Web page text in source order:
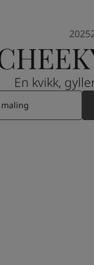
En kvikk,